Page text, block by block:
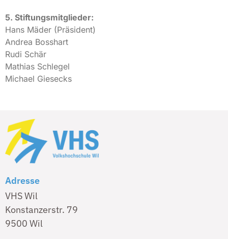
5. Stiftungsmitglieder:
Hans Mäder (Präsident)
Andrea Bosshart
Rudi Schär
Mathias Schlegel
Michael Giesecks
Adresse
VHS Wil
Konstanzerstr. 79
9500 Wil